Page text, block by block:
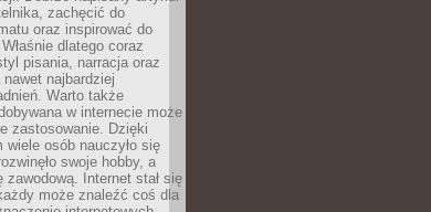
zachęcić do
oraz inspirować do
dlatego coraz
pisania, narracja oraz
najbardziej
Warto także
w internecie może
zastosowanie. Dzięki
wiele osób nauczyło się
swoje hobby, a
zawodową. Internet stał się
może znaleźć coś dla